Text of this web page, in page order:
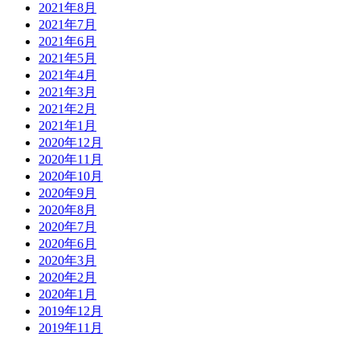
2021年8月
2021年7月
2021年6月
2021年5月
2021年4月
2021年3月
2021年2月
2021年1月
2020年12月
2020年11月
2020年10月
2020年9月
2020年8月
2020年7月
2020年6月
2020年3月
2020年2月
2020年1月
2019年12月
2019年11月